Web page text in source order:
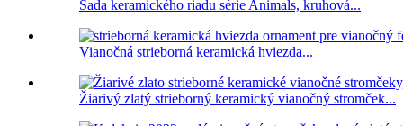
Sada keramického riadu série Animals, kruhová...
Vianočná strieborná keramická hviezda...
Žiarivý zlatý strieborný keramický vianočný stromček...